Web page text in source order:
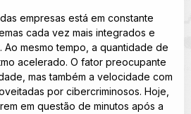
empresas está em constante
cada vez mais integrados e
mesmo tempo, a quantidade de
acelerado. O fator preocupante
mas também a velocidade com
por cibercriminosos. Hoje,
em questão de minutos após a